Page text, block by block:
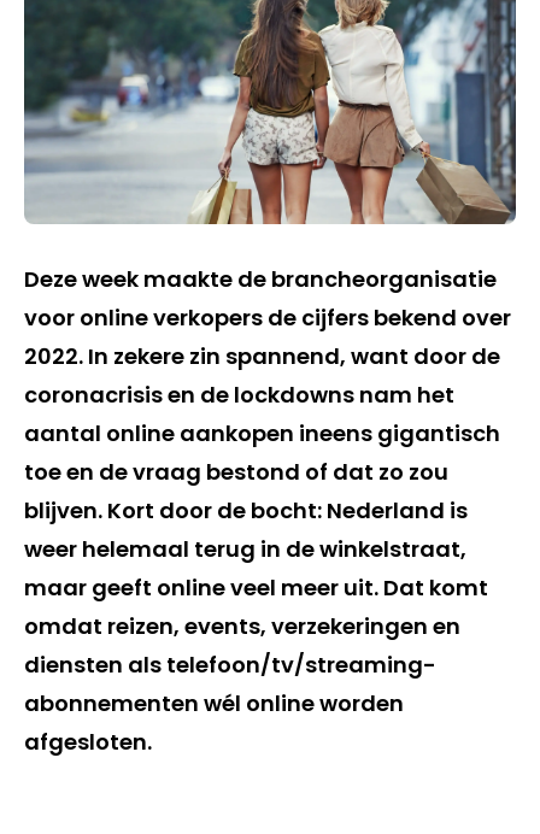
Deze week maakte de brancheorganisatie
voor online verkopers de cijfers bekend over
2022. In zekere zin spannend, want door de
coronacrisis en de lockdowns nam het
aantal online aankopen ineens gigantisch
toe en de vraag bestond of dat zo zou
blijven. Kort door de bocht: Nederland is
weer helemaal terug in de winkelstraat,
maar geeft online veel meer uit. Dat komt
omdat reizen, events, verzekeringen en
diensten als telefoon/tv/streaming-
abonnementen wél online worden
afgesloten.